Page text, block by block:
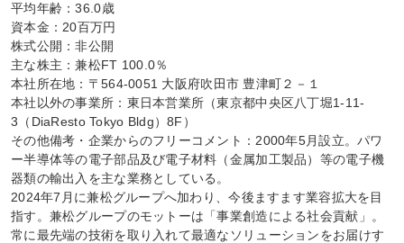
平均年齢：36.0歳
資本金：20百万円
株式公開：非公開
主な株主：兼松FT 100.0％
本社所在地：〒564-0051 大阪府吹田市 豊津町２－１
本社以外の事業所：東日本営業所（東京都中央区八丁堀1-11-
3（DiaResto Tokyo Bldg）8F）
その他備考・企業からのフリーコメント：2000年5月設立。パワ
ー半導体等の電子部品及び電子材料（金属加工製品）等の電子機
器類の輸出入を主な業務としている。
2024年7月に兼松グループへ加わり、今後ますます業容拡大を目
指す。兼松グループのモットーは「事業創造による社会貢献」。
常に最先端の技術を取り入れて最適なソリューションをお届けす